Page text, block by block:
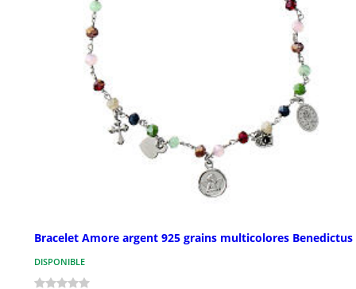
Bracelet Amore argent 925 grains multicolores Benedictus
DISPONIBLE